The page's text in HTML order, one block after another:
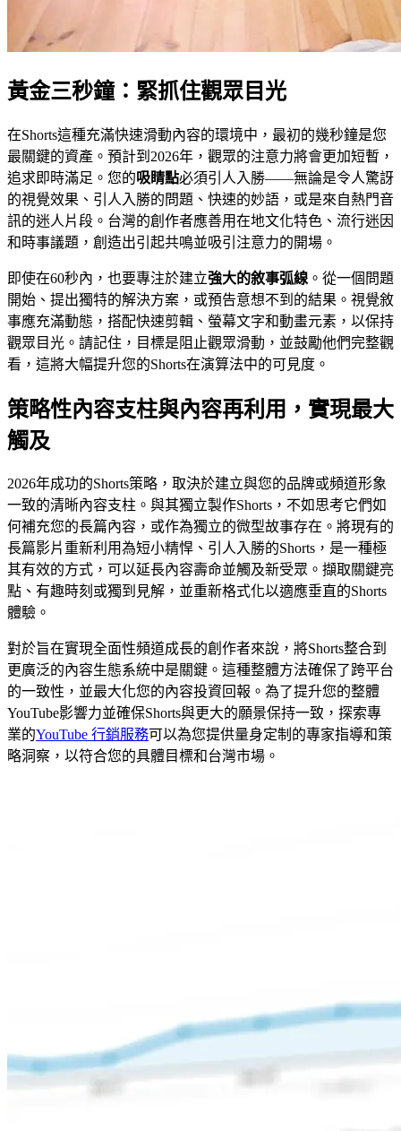
黃金三秒鐘：緊抓住觀眾目光
在Shorts這種充滿快速滑動內容的環境中，最初的幾秒鐘是您
最關鍵的資產。預計到2026年，觀眾的注意力將會更加短暫，
追求即時滿足。您的吸睛點必須引人入勝——無論是令人驚訝
的視覺效果、引人入勝的問題、快速的妙語，或是來自熱門音
訊的迷人片段。台灣的創作者應善用在地文化特色、流行迷因
和時事議題，創造出引起共鳴並吸引注意力的開場。
即使在60秒內，也要專注於建立強大的敘事弧線 。從一個問題
開始、提出獨特的解決方案，或預告意想不到的結果。視覺敘
事應充滿動態，搭配快速剪輯、螢幕文字和動畫元素，以保持
觀眾目光。請記住，目標是阻止觀眾滑動，並鼓勵他們完整觀
看，這將大幅提升您的Shorts在演算法中的可見度。
策略性內容支柱與內容再利用，實現最大
觸及
2026年成功的Shorts策略，取決於建立與您的品牌或頻道形象
一致的清晰內容支柱。與其獨立製作Shorts，不如思考它們如
何補充您的長篇內容，或作為獨立的微型故事存在。將現有的
長篇影片重新利用為短小精悍、引人入勝的Shorts，是一種極
其有效的方式，可以延長內容壽命並觸及新受眾。擷取關鍵亮
點、有趣時刻或獨到見解，並重新格式化以適應垂直的Shorts
體驗。
對於旨在實現全面性頻道成長的創作者來說，將Shorts整合到
更廣泛的內容生態系統中是關鍵。這種整體方法確保了跨平台
的一致性，並最大化您的內容投資回報。為了提升您的整體
YouTube影響力並確保Shorts與更大的願景保持一致，探索專
業的YouTube 行銷服務可以為您提供量身定制的專家指導和策
略洞察，以符合您的具體目標和台灣市場。